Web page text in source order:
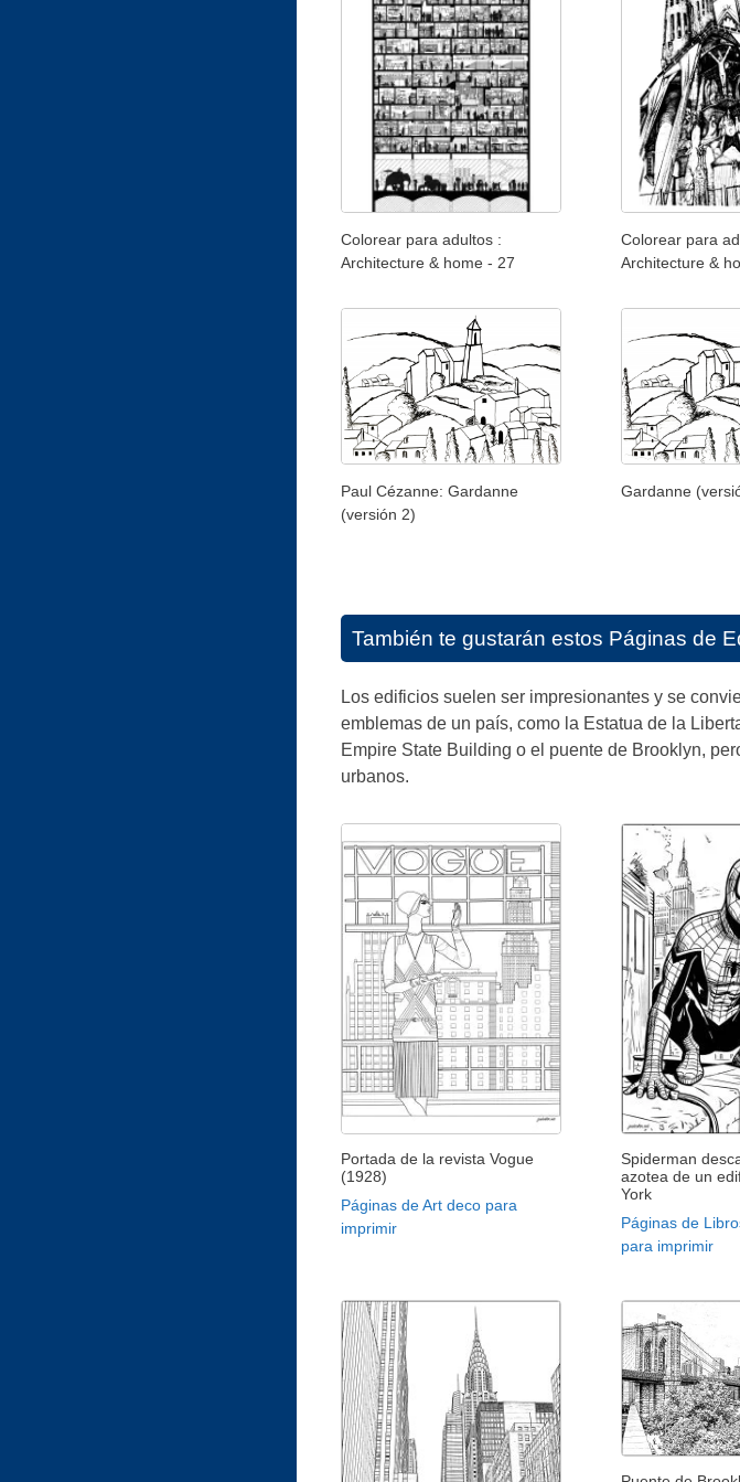
Colorear para adultos :
Architecture & home - 27
Colorear para
Architecture &
Paul Cézanne: Gardanne
(versión 2)
Gardanne
También te gustarán estos Páginas de
Los edificios suelen ser impresionantes y se
emblemas de un país, como la Estatua de la
Empire State Building o el puente de Brooklyn,
urbanos.
Portada de la revista Vogue
(1928)
Páginas de Art deco para
imprimir
Spiderman
azotea de un
York
Páginas de
para imprimir